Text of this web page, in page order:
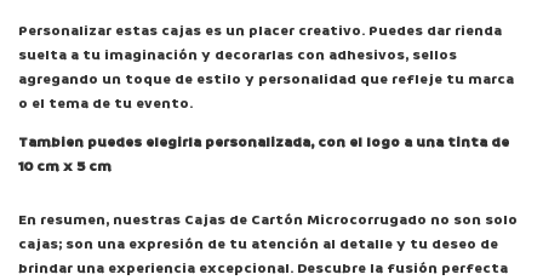
Personalizar estas cajas es un placer creativo. Puedes dar rienda
suelta a tu imaginación y decorarlas con adhesivos, sellos
agregando un toque de estilo y personalidad que refleje tu marca
o el tema de tu evento.
Tambien puedes elegirla personalizada, con el logo a una tinta de
10 cm x 5 cm
En resumen, nuestras Cajas de Cartón Microcorrugado no son solo
cajas; son una expresión de tu atención al detalle y tu deseo de
brindar una experiencia excepcional. Descubre la fusión perfecta